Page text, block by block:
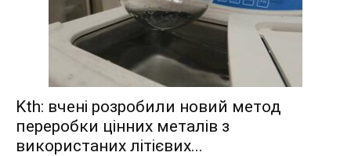
Kth: вчені розробили новий метод
переробки цінних металів з
використаних літієвих...